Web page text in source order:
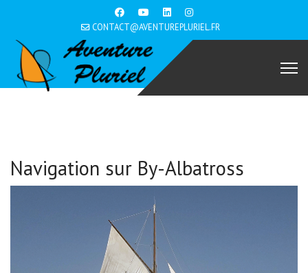
CONTACT@AVENTUREPLURIEL.FR
Navigation sur By-Albatross